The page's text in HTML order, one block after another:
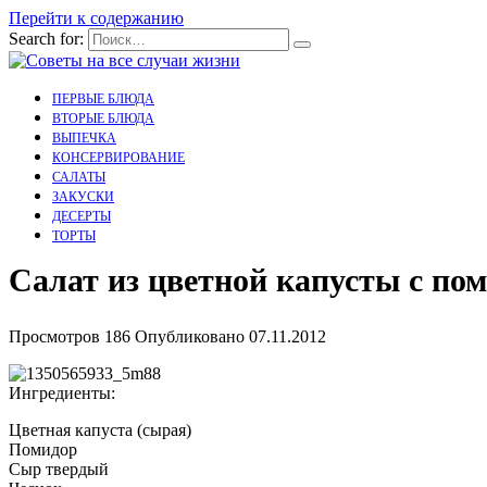
Перейти к содержанию
Search for:
ПЕРВЫЕ БЛЮДА
ВТОРЫЕ БЛЮДА
ВЫПЕЧКА
КОНСЕРВИРОВАНИЕ
САЛАТЫ
ЗАКУСКИ
ДЕСЕРТЫ
ТОРТЫ
Салат из цветной капусты с
Просмотров 186 Опубликовано 07.11.2012
Ингредиенты:
Цветная капуста (сырая)
Помидор
Сыр твердый